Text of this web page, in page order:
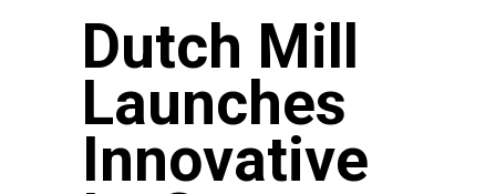
Dutch Mill
Launches
Innovative